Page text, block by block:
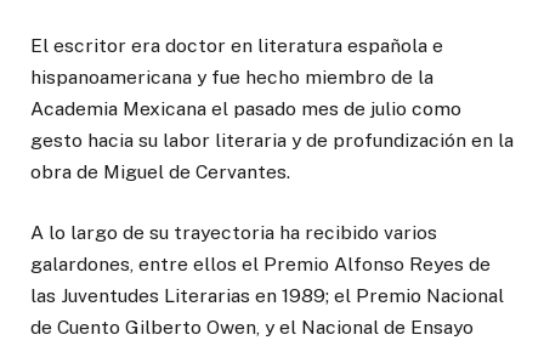
El escritor era doctor en literatura española e
hispanoamericana y fue hecho miembro de la
Academia Mexicana el pasado mes de julio como
gesto hacia su labor literaria y de profundización en la
obra de Miguel de Cervantes.
A lo largo de su trayectoria ha recibido varios
galardones, entre ellos el Premio Alfonso Reyes de
las Juventudes Literarias en 1989; el Premio Nacional
de Cuento Gilberto Owen, y el Nacional de Ensayo